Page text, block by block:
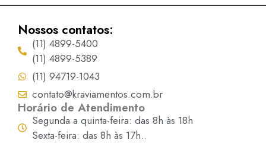
Nossos contatos:
(11) 4899-5400
(11) 4899-5389
(11) 94719-1043
contato@kraviamentos.com.br
Horário de Atendimento
Segunda a quinta-feira: das 8h às 18h
Sexta-feira: das 8h às 17h..